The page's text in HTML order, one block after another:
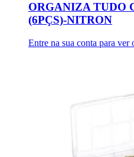
ORGANIZA TUDO
(6PÇS)-NITRON
Entre na sua conta para ver